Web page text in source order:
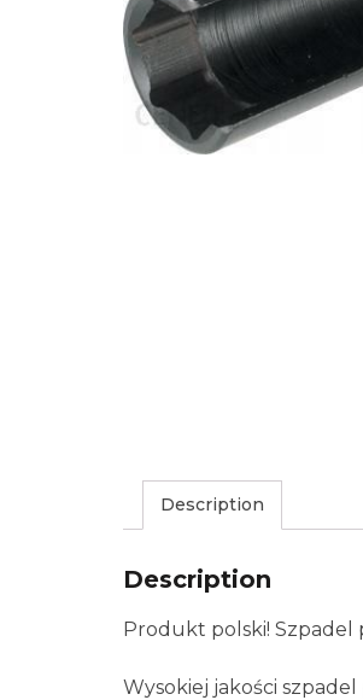
Description
Description
Produkt polski! Szpadel
Wysokiej jakości